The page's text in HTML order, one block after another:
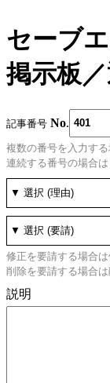
セーブ
掲示板／
記事番号 No
複数の番号を入力す
連続する番号の場合
修正を要請する場合
削除を要請する場合
説明